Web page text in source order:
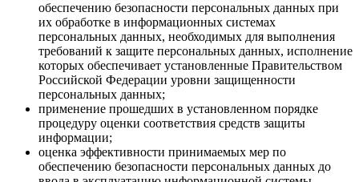
обеспечению безопасности персональных данных при
их обработке в информационных системах
персональных данных, необходимых для выполнения
требований к защите персональных данных, исполнение
которых обеспечивает установленные Правительством
Российской Федерации уровни защищенности
персональных данных;
применение прошедших в установленном порядке
процедуру оценки соответствия средств защиты
информации;
оценка эффективности принимаемых мер по
обеспечению безопасности персональных данных до